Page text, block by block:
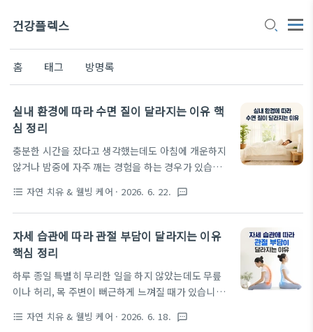
건강플렉스
홈 태그 방명록
실내 환경에 따라 수면 질이 달라지는 이유 핵
심 정리
충분한 시간을 잤다고 생각했는데도 아침에 개운하지
않거나 밤중에 자주 깨는 경험을 하는 경우가 있습니
면 단순히 잠을 자는 시간보다 잠을 자는 환경을 함께
살펴볼 필요가 있습니다. 특히 하루 대부분을 실내에
서 보내는 생활이 이어질수록 침실 환경의 영향은 생
각보다 크게 나타날 수 있습니다. 이번 글에서는 실내
환경에 따라 수면 질이 달라지는 이유를 중심으로 생
활 공간이 수면 상태에 어떤 차이를 만들 수 있는지 살
펴보겠습니다. 수면질은 한 가지 요소로 결정되기보다
온도와 습도, 소음, 빛 노출 등 여러 환경 요소가 함께
format_list_bulleted 자연 치유 & 웰빙 케어 · 2026. 6. 22. textsms
자세 습관에 따라 관절 부담이 달라지는 이유
핵심 정리
하루 종일 특별히 무리한 일을 하지 않았는데도 무릎
이나 허리, 목 주변이 뻐근하게 느껴질 때가 있습니다.
면 평소 자세 습관을 먼저 돌아볼 필요가 있습니다. 같
format_list_bulleted 자연 치유 & 웰빙 케어 · 2026. 6. 18. textsms